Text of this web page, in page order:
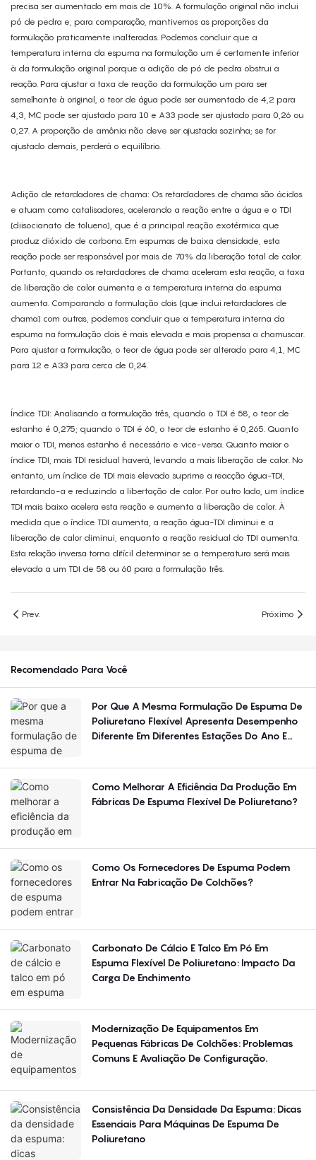
precisa ser aumentado em mais de 10%. A formulação original não inclui
pó de pedra e, para comparação, mantivemos as proporções da
formulação praticamente inalteradas. Podemos concluir que a
temperatura interna da espuma na formulação um é certamente inferior
à da formulação original porque a adição de pó de pedra obstrui a
reação. Para ajustar a taxa de reação da formulação um para ser
semelhante à original, o teor de água pode ser aumentado de 4,2 para
4,3, MC pode ser ajustado para 10 e A33 pode ser ajustado para 0,26 ou
0,27. A proporção de amônia não deve ser ajustada sozinha; se for
ajustado demais, perderá o equilíbrio.
Adição de retardadores de chama: Os retardadores de chama são ácidos
e atuam como catalisadores, acelerando a reação entre a água e o TDI
(diisocianato de tolueno), que é a principal reação exotérmica que
produz dióxido de carbono. Em espumas de baixa densidade, esta
reação pode ser responsável por mais de 70% da liberação total de calor.
Portanto, quando os retardadores de chama aceleram esta reação, a taxa
de liberação de calor aumenta e a temperatura interna da espuma
aumenta. Comparando a formulação dois (que inclui retardadores de
chama) com outras, podemos concluir que a temperatura interna da
espuma na formulação dois é mais elevada e mais propensa a chamuscar.
Para ajustar a formulação, o teor de água pode ser alterado para 4,1, MC
para 12 e A33 para cerca de 0,24.
Índice TDI: Analisando a formulação três, quando o TDI é 58, o teor de
estanho é 0,275; quando o TDI é 60, o teor de estanho é 0,265. Quanto
maior o TDI, menos estanho é necessário e vice-versa. Quanto maior o
índice TDI, mais TDI residual haverá, levando a mais liberação de calor. No
entanto, um índice de TDI mais elevado suprime a reacção água-TDI,
retardando-a e reduzindo a libertação de calor. Por outro lado, um índice
TDI mais baixo acelera esta reação e aumenta a liberação de calor. À
medida que o índice TDI aumenta, a reação água-TDI diminui e a
liberação de calor diminui, enquanto a reação residual do TDI aumenta.
Esta relação inversa torna difícil determinar se a temperatura será mais
elevada a um TDI de 58 ou 60 para a formulação três.
Prev. Próximo
Recomendado Para Você
Por Que A Mesma Formulação De Espuma De
Poliuretano Flexível Apresenta Desempenho
Diferente Em Diferentes Estações Do Ano E
Como Melhorar A Eficiência Da Produção Em
Fábricas De Espuma Flexível De Poliuretano?
Como Os Fornecedores De Espuma Podem
Entrar Na Fabricação De Colchões?
Carbonato De Cálcio E Talco Em Pó Em
Espuma Flexível De Poliuretano: Impacto Da
Carga De Enchimento
Modernização De Equipamentos Em
Pequenas Fábricas De Colchões: Problemas
Comuns E Avaliação De Configuração.
Consistência Da Densidade Da Espuma: Dicas
Essenciais Para Máquinas De Espuma De
Poliuretano